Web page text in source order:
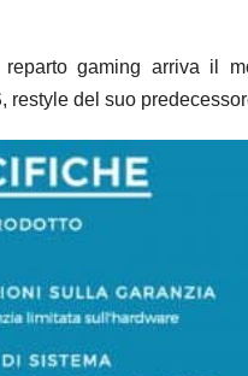
gaming arriva il
, restyle del suo